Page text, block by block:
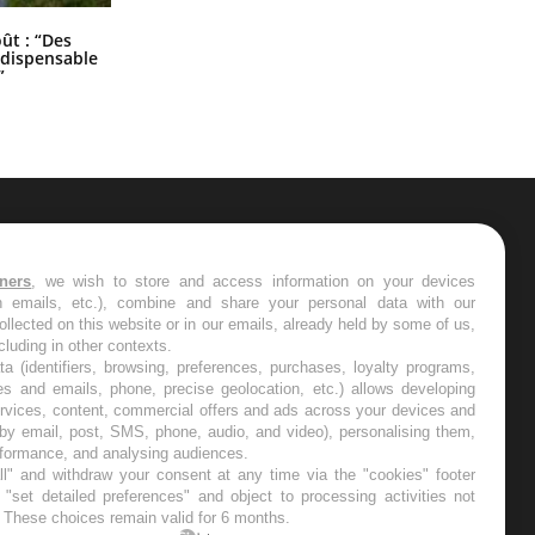
: “Des
les semaines les meilleures
, we wish to store and access information on your devices
emails, etc.), combine and share your personal data with our
on this website or in our emails, already held by some of us,
in other contexts.
(identifiers, browsing, preferences, purchases, loyalty programs,
and emails, phone, precise geolocation, etc.) allows developing
content, commercial offers and ads across your devices and
email, post, SMS, phone, audio, and video), personalising them,
and analysing audiences.
and withdraw your consent at any time via the "cookies" footer
detailed preferences" and object to processing activities not
choices remain valid for 6 months.